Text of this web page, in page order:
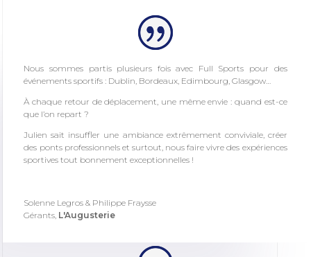
Nous sommes partis plusieurs fois avec Full Sports pour des
événements sportifs : Dublin, Bordeaux, Edimbourg, Glasgow…
À chaque retour de déplacement, une même envie : quand est-ce
que l’on repart ?
Julien sait insuffler une ambiance extrêmement conviviale, créer
des ponts professionnels et surtout, nous faire vivre des expériences
sportives tout bonnement exceptionnelles !
Solenne Legros & Philippe Fraysse
Gérants, L'Augusterie